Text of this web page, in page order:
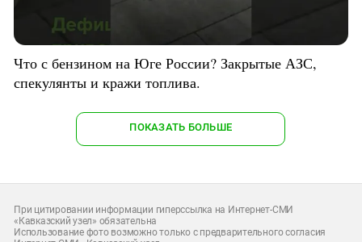
Что с бензином на Юге России? Закрытые АЗС,
спекулянты и кражи топлива.
ПОКАЗАТЬ БОЛЬШЕ
При цитировании информации гиперссылка на Интернет-СМИ
«Кавказский узел» обязательна
Использование фото возможно только с предварительного согласия